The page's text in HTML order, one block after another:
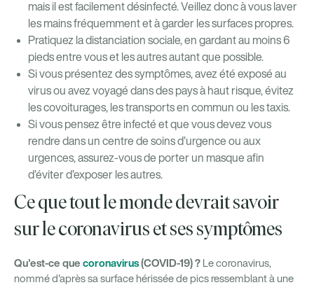
mais il est facilement désinfecté. Veillez donc à vous laver
les mains fréquemment et à garder les surfaces propres.
Pratiquez la distanciation sociale, en gardant au moins 6
pieds entre vous et les autres autant que possible.
Si vous présentez des symptômes, avez été exposé au
virus ou avez voyagé dans des pays à haut risque, évitez
les covoiturages, les transports en commun ou les taxis.
Si vous pensez être infecté et que vous devez vous
rendre dans un centre de soins d’urgence ou aux
urgences, assurez-vous de porter un masque afin
d’éviter d’exposer les autres.
Ce que tout le monde devrait savoir
sur le coronavirus et ses symptômes
Qu'est-ce quecoronavirus(COVID-19) ?
Le coronavirus,
nommé d'après sa surface hérissée de pics ressemblant à une